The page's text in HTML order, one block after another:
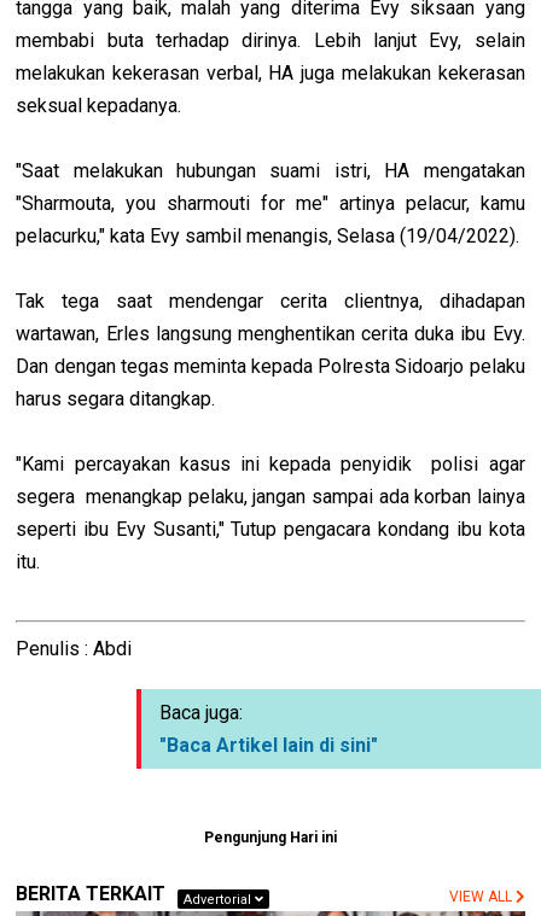
tangga yang baik, malah yang diterima Evy siksaan yang
membabi buta terhadap dirinya. Lebih lanjut Evy, selain
melakukan kekerasan verbal, HA juga melakukan kekerasan
seksual kepadanya.
"Saat melakukan hubungan suami istri, HA mengatakan
"Sharmouta, you sharmouti for me" artinya pelacur, kamu
pelacurku," kata Evy sambil menangis, Selasa (19/04/2022).
Tak tega saat mendengar cerita clientnya, dihadapan
wartawan, Erles langsung menghentikan cerita duka ibu Evy.
Dan dengan tegas meminta kepada Polresta Sidoarjo pelaku
harus segara ditangkap.
"Kami percayakan kasus ini kepada penyidik polisi agar
segera menangkap pelaku, jangan sampai ada korban lainya
seperti ibu Evy Susanti," Tutup pengacara kondang ibu kota
itu.
Penulis : Abdi
Baca juga:
"Baca Artikel lain di sini"
Pengunjung Hari ini
BERITA TERKAIT Advertorial VIEW ALL